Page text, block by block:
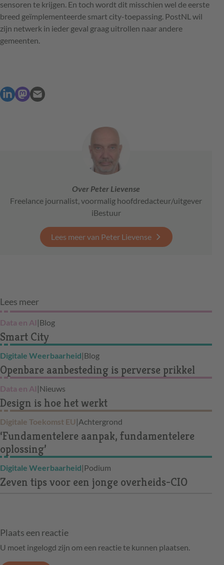
sensoren te krijgen. En toch wordt dit misschien wel de eerste
breed geïmplementeerde smart city-toepassing. PostNL wil
zijn netwerk in ieder geval graag uitrollen naar andere
gemeenten.
Over Peter Lievense
Freelance journalist, voormalig hoofdredacteur/uitgever
iBestuur
Lees meer van Peter Lievense
Lees meer
Data en AI |Blog
Smart City
Digitale Weerbaarheid|Blog
Openbare aanbesteding is perverse prikkel
Data en AI |Nieuws
Design is hoe het werkt
Digitale Toekomst EU |Achtergrond
‘Fundamentelere aanpak, fundamentelere
oplossing’
Digitale Weerbaarheid|Podium
Zeven tips voor een jonge overheids-CIO
Plaats een reactie
U moet ingelogd zijn om een reactie te kunnen plaatsen.